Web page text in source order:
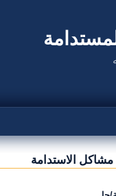
الاستدامة